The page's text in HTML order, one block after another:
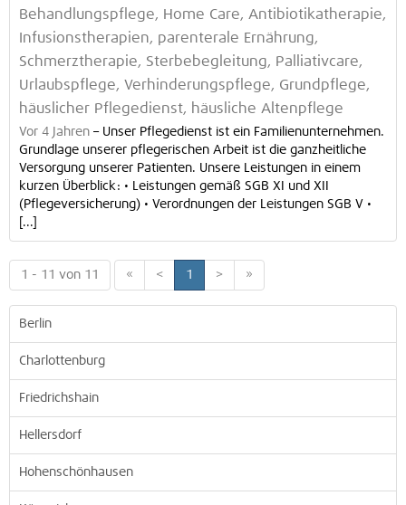
Behandlungspflege, Home Care, Antibiotikatherapie,
Infusionstherapien, parenterale Ernährung,
Schmerztherapie, Sterbebegleitung, Palliativcare,
Urlaubspflege, Verhinderungspflege, Grundpflege,
häuslicher Pflegedienst, häusliche Altenpflege
Vor 4 Jahren – Unser Pflegedienst ist ein Familienunternehmen.
Grundlage unserer pflegerischen Arbeit ist die ganzheitliche
Versorgung unserer Patienten. Unsere Leistungen in einem
kurzen Überblick: • Leistungen gemäß SGB XI und XII
(Pflegeversicherung) • Verordnungen der Leistungen SGB V •
[...]
1 - 11 von 11 « < 1 > »
Berlin
Charlottenburg
Friedrichshain
Hellersdorf
Hohenschönhausen